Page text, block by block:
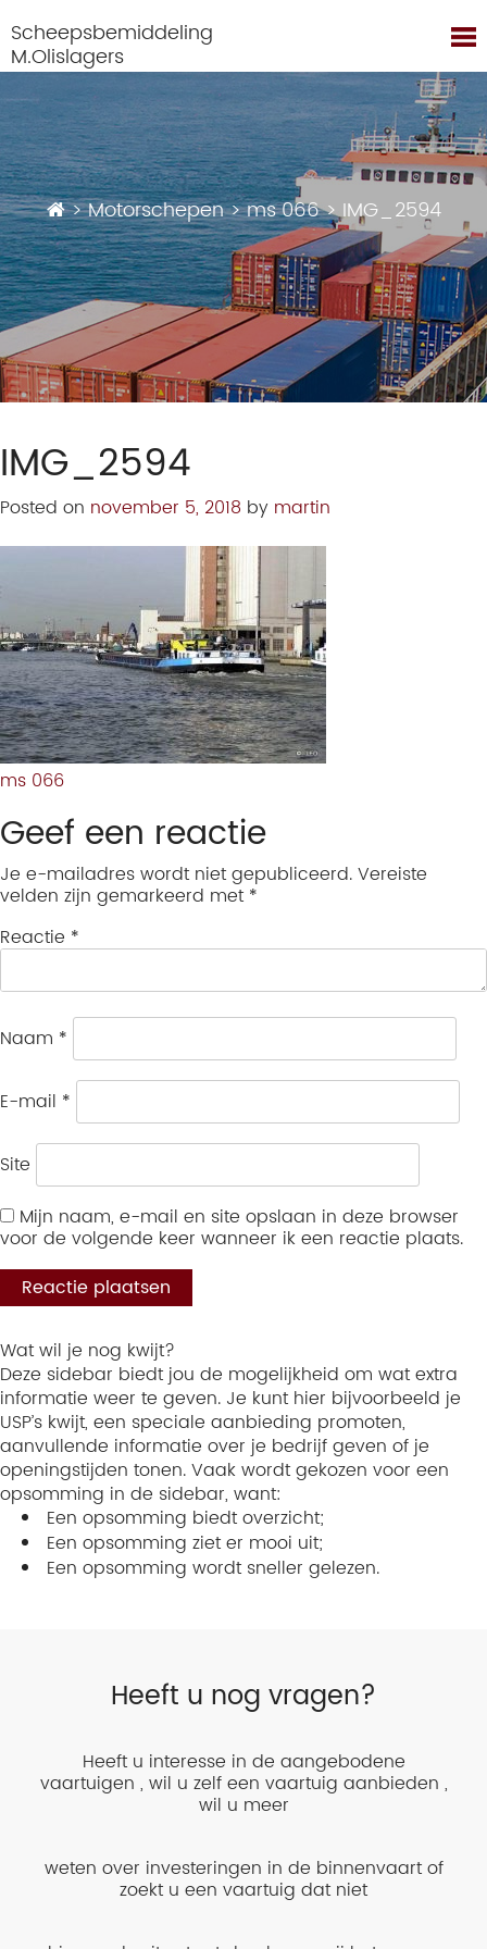
Scheepsbemiddeling
M.Olislagers
>Motorschepen>ms 066>IMG_2594
IMG_2594
Posted on november 5, 2018 by martin
ms 066
Geef een reactie
Je e-mailadres wordt niet gepubliceerd.Vereiste
velden zijn gemarkeerd met *
Reactie *
Naam *
E-mail *
Site
Mijn naam, e-mail en site opslaan in deze browser
voor de volgende keer wanneer ik een reactie plaats.
Wat wil je nog kwijt?
Deze sidebar biedt jou de mogelijkheid om wat extra
informatie weer te geven. Je kunt hier bijvoorbeeld je
USP’s kwijt, een speciale aanbieding promoten,
aanvullende informatie over je bedrijf geven of je
openingstijden tonen. Vaak wordt gekozen voor een
opsomming in de sidebar, want:
Een opsomming biedt overzicht;
Een opsomming ziet er mooi uit;
Een opsomming wordt sneller gelezen.
Heeft u nog vragen?
Heeft u interesse in de aangebodene
vaartuigen , wil u zelf een vaartuig aanbieden ,
wil u meer
weten over investeringen in de binnenvaart of
zoekt u een vaartuig dat niet